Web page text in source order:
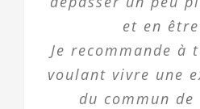
et en
Je recommande à
voulant vivre une
du commun